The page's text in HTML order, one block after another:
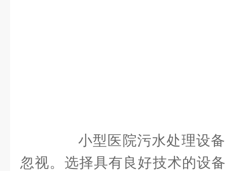
小型医院污水处理设备
忽视。选择具有良好技术的设